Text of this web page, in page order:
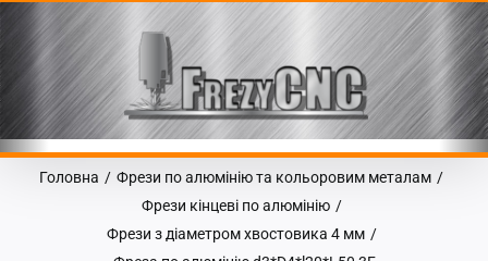
Головна / Фрези по алюмінію та кольоровим металам /
Фрези кінцеві по алюмінію /
Фрези з діаметром хвостовика 4 мм /